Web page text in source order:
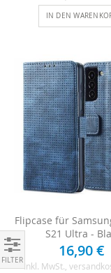
IN DEN
Flipcase für
S21 Ultra -
16,90 €
Inkl. MwSt.,
Einkaufen nach